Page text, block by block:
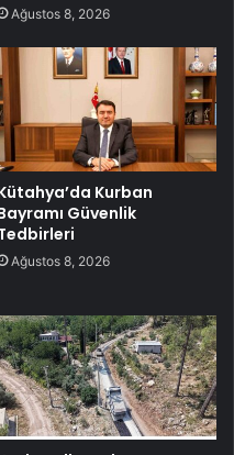
Ağustos 8, 2026
Kurban
Güvenlik
Ağustos 8, 2026